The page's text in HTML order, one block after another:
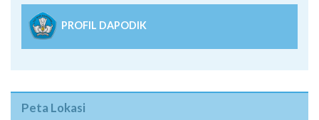
PROFIL DAPODIK
Peta Lokasi